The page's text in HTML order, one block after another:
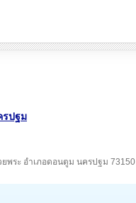
รปฐม
ระ อำเภอดอนตูม นครปฐม 73150